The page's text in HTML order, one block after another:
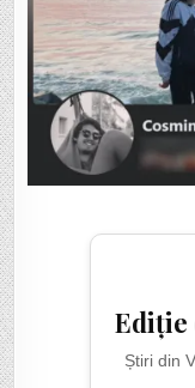
Ediție
Știri din